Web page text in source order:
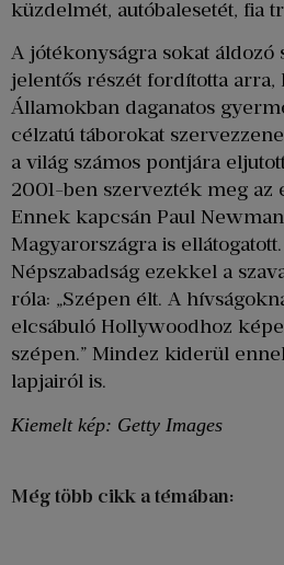
küzdelmét, autóbalesetét, fia
A jótékonyságra sokat áldozó
jelentős részét fordította arra,
Államokban daganatos
célzatú táborokat
a világ számos pontjára
2001-ben szervezték meg az
Ennek kapcsán Paul
Magyarországra is
Népszabadság ezekkel a
róla: „Szépen élt. A
elcsábuló Hollywoodhoz
szépen.” Mindez kiderül
lapjairól is.
Kiemelt kép: Getty Images
Még több cikk a témában: